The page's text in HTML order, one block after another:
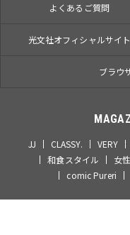
よくあるご質問
光文社オフィシャルサイト
ブラウ
JJ CLASSY. VERY
和食スタイル
女
comic Pureri